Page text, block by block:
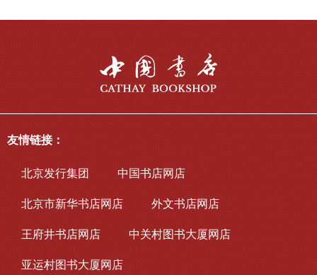
友情链接：
北京发行集团 中国书店网店
北京市新华书店网店 外文书店网店
王府井书店网店 中关村图书大厦网店
亚运村图书大厦网店